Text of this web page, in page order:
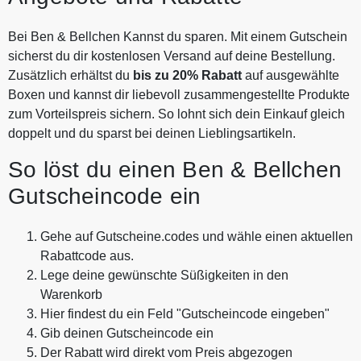
Bei Ben & Bellchen Kannst du sparen. Mit einem Gutschein
sicherst du dir kostenlosen Versand auf deine Bestellung.
Zusätzlich erhältst du bis zu 20% Rabatt auf ausgewählte
Boxen und kannst dir liebevoll zusammengestellte Produkte
zum Vorteilspreis sichern. So lohnt sich dein Einkauf gleich
doppelt und du sparst bei deinen Lieblingsartikeln.
So löst du einen Ben & Bellchen
Gutscheincode ein
Gehe auf Gutscheine.codes und wähle einen aktuellen
Rabattcode aus.
Lege deine gewünschte Süßigkeiten in den
Warenkorb
Hier findest du ein Feld "Gutscheincode eingeben"
Gib deinen Gutscheincode ein
Der Rabatt wird direkt vom Preis abgezogen